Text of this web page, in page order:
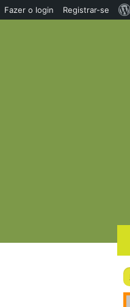
Fazer o login Registrar-se